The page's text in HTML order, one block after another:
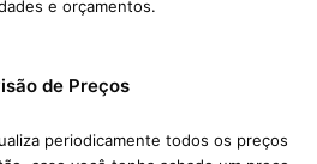
e orçamentos.
de Preços
periodicamente todos os preços